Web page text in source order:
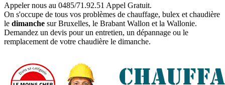
Appeler nous au 0485/71.92.51 Appel Gratuit.
On s'occupe de tous vos problèmes de chauffage, bulex et chaudière
le dimanche sur Bruxelles, le Brabant Wallon et la Wallonie.
Demandez un devis pour un entretien, un dépannage ou le
remplacement de votre chaudière le dimanche.